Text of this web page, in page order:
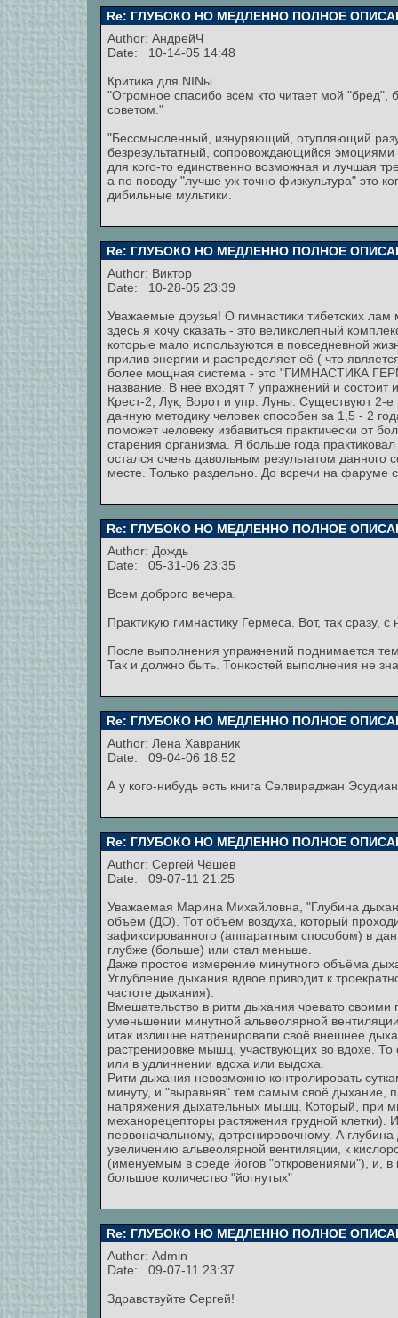
Re: ГЛУБОКО НО МЕДЛЕННО ПОЛНОЕ
Author: АндрейЧ
Date: 10-14-05 14:48
Критика для NINы
"Огромное спасибо всем кто читает мой "бред",
советом."
"Бессмысленный, изнуряющий, отупляющий
безрезультатный, сопровождающийся эмоциями
для кого-то единственно возможная и лучшая
а по поводу "лучше уж точно физкультура" это
дибильные мультики.
Re: ГЛУБОКО НО МЕДЛЕННО ПОЛНОЕ
Author: Виктор
Date: 10-28-05 23:39
Уважаемые друзья! О гимнастики тибетских
здесь я хочу сказать - это великолепный
которые мало используются в повседневной
прилив энергии и распределяет её ( что
более мощная система - это "ГИМНАСТИКА
название. В неё входят 7 упражнений и состоит
Крест-2, Лук, Ворот и упр. Луны. Существуют 2-е
данную методику человек способен за 1,5 - 2
поможет человеку избавиться практически от
старения организма. Я больше года
остался очень давольным результатом данного
месте. Только раздельно. До всречи на фаруме
Re: ГЛУБОКО НО МЕДЛЕННО ПОЛНОЕ
Author: Дождь
Date: 05-31-06 23:35
Всем доброго вечера.
Практикую гимнастику Гермеса. Вот, так сразу,
После выполнения упражнений поднимается
Так и должно быть. Тонкостей выполнения не
Re: ГЛУБОКО НО МЕДЛЕННО ПОЛНОЕ
Author: Лена Хавраник
Date: 09-04-06 18:52
А у кого-нибудь есть книга Селвираджан
Re: ГЛУБОКО НО МЕДЛЕННО ПОЛНОЕ
Author: Сергей Чёшев
Date: 09-07-11 21:25
Уважаемая Марина Михайловна, "Глубина
объём (ДО). Тот объём воздуха, который
зафиксированного (аппаратным способом) в
глубже (больше) или стал меньше.
Даже простое измерение минутного объёма
Углубление дыхания вдвое приводит к
частоте дыхания).
Вмешательство в ритм дыхания чревато
уменьшении минутной альвеолярной
итак излишне натренировали своё внешнее
растренировке мышц, участвующих во вдохе. То
или в удлиннении вдоха или выдоха.
Ритм дыхания невозможно контролировать
минуту, и "выравняв" тем самым своё дыхание,
напряжения дыхательных мышц. Который, при
механорецепторы растяжения грудной
первоначальному, дотренировочному. А
увеличению альвеолярной вентиляции, к
(именуемым в среде йогов "откровениями"), и, в
большое количество "йогнутых"
Re: ГЛУБОКО НО МЕДЛЕННО ПОЛНОЕ
Author: Admin
Date: 09-07-11 23:37
Здравствуйте Сергей!